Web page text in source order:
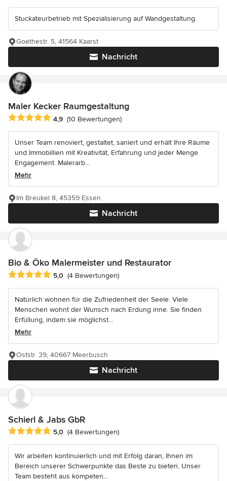
Stuckateurbetrieb mit Spezialisierung auf Wandgestaltung.
Nachricht
Goethestr. 5, 41564 Kaarst
Maler Kecker Raumgestaltung
Durchschnittliche Bewertung: 4.9 von 5 Sternen
4,9 (10 Bewertungen)
Unser Team renoviert, gestaltet, saniert und erhält Ihre Räume
und Immobillien mit Kreativität, Erfahrung und jeder Menge
Engagement. Malerarb...
Mehr
Nachricht
Im Breukel 8, 45359 Essen
Bio & Öko Malermeister und Restaurator
Durchschnittliche Bewertung: 5 von 5 Sternen
5,0 (4 Bewertungen)
Natürlich wohnen für die Zufriedenheit der Seele. Viele
Menschen wohnt der Wunsch nach Erdung inne. Sie finden
Erfüllung, indem sie möglichst...
Mehr
Nachricht
Oststr. 39, 40667 Meerbusch
Schierl & Jabs GbR
Durchschnittliche Bewertung: 5 von 5 Sternen
5,0 (4 Bewertungen)
Wir arbeiten kontinuierlich und mit Erfolg daran, Ihnen im
Bereich unserer Schwerpunkte das Beste zu bieten. Unser
Team besteht aus kompeten...